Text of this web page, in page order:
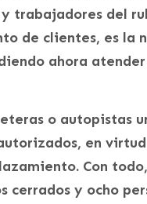
trabajadores del
de clientes, es la
ahora
o autopistas
en
Con
cerrados y ocho